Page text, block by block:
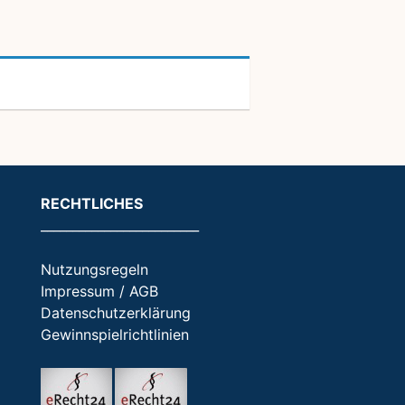
RECHTLICHES
Nutzungsregeln
Impressum / AGB
Datenschutzerklärung
Gewinnspielrichtlinien